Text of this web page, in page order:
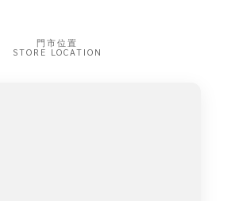
門市位置
STORE LOCATION